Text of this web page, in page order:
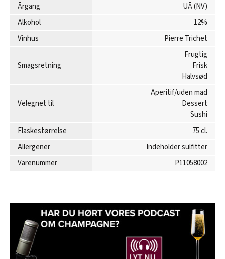
Årgang
UÅ (NV)
Alkohol
12%
Vinhus
Pierre Trichet
Smagsretning
Frugtig
Frisk
Halvsød
Velegnet til
Aperitif/uden mad
Dessert
Sushi
Flaskestørrelse
75 cl.
Allergener
Indeholder sulfitter
Varenummer
P11058002